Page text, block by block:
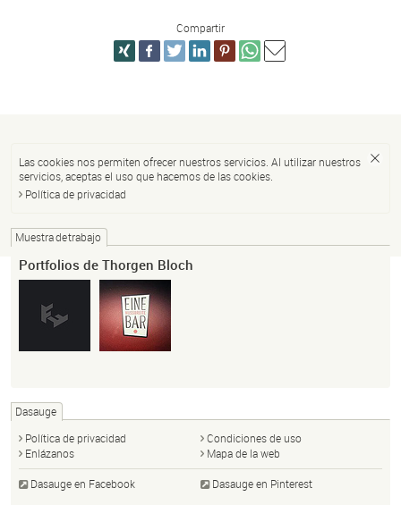
Compartir
Las cookies nos permiten ofrecer nuestros servicios. Al utilizar nuestros
servicios, aceptas el uso que hacemos de las cookies.
Política de privacidad
Muestra de trabajo
Portfolios de Thorgen Bloch
Dasauge
Política de privacidad
Condiciones de uso
Enlázanos
Mapa de la web
Dasauge en Facebook Dasauge en Pinterest